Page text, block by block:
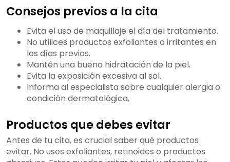
Consejos previos a la cita
Evita el uso de maquillaje el día del tratamiento.
No utilices productos exfoliantes o irritantes en
los días previos.
Mantén una buena hidratación de la piel.
Evita la exposición excesiva al sol.
Informa al especialista sobre cualquier alergia o
condición dermatológica.
Productos que debes evitar
Antes de tu cita, es crucial saber qué productos
evitar. No uses exfoliantes, retinoides o productos